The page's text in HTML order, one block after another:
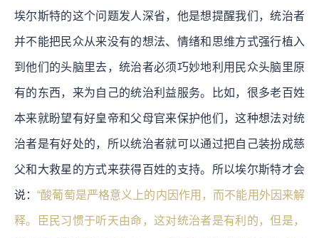
埃尔斯特的这个问题发人深省，他是想提醒我们，统治者
并不能把民众从来没有的想法、情绪和思维方式强行植入
到他们的头脑里去，统治者必须巧妙地利用民众头脑里原
有的东西，来为自己的统治利益服务。比如，很多老百姓
本来就盼望有好皇帝和父母官来保护他们，这种想法对统
治者是有好处的，所以统治者就可以通过把自己装扮成慈
父和大救星的方式来获得百姓的支持。所以埃尔斯特才会
说：“酸葡萄是严格意义上的内因作用，而不能用外因来解
释。臣民习惯于听天由命，这对统治者是有利的，但是，